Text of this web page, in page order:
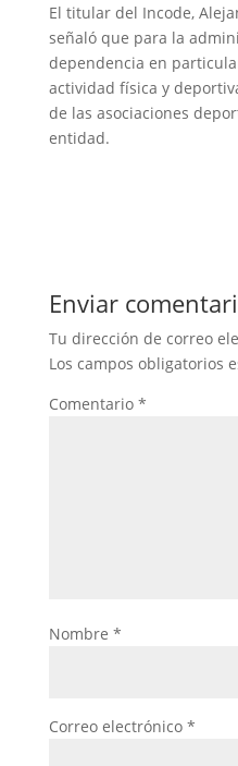
El titular del Incode,
señaló que para la
dependencia en
actividad física y
de las asociaciones
entidad.
Enviar
Tu dirección de correo
Los campos obligatorios
Comentario *
Nombre *
Correo electrónico *